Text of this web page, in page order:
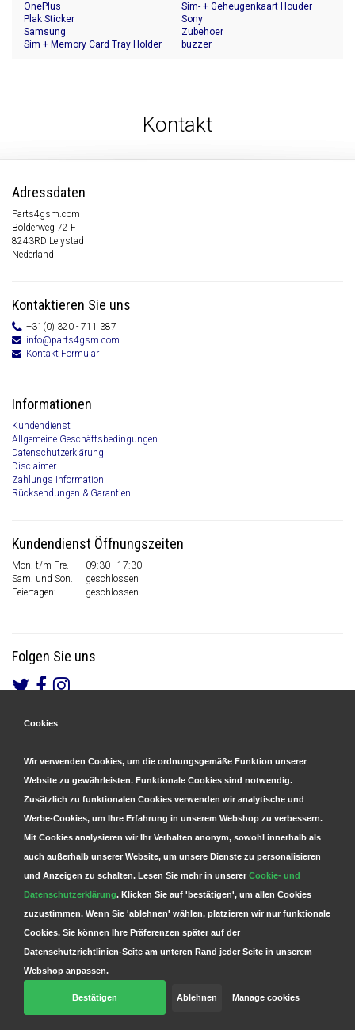
OnePlus
Plak Sticker
Samsung
Sim + Memory Card Tray Holder
Sim- + Geheugenkaart Houder
Sony
Zubehoer
buzzer
Kontakt
Adressdaten
Parts4gsm.com
Bolderweg 72 F
8243RD Lelystad
Nederland
Kontaktieren Sie uns
+31(0) 320 - 711 387
info@parts4gsm.com
Kontakt Formular
Informationen
Kundendienst
Allgemeine Geschäftsbedingungen
Datenschutzerklärung
Disclaimer
Zahlungs Information
Rücksendungen & Garantien
Kundendienst Öffnungszeiten
Mon. t/m Fre.
09:30 - 17:30
Sam. und Son.
geschlossen
Feiertagen:
geschlossen
Folgen Sie uns
© Copyright 2026 Parts4GSM - Design byWebdinge.nl
Cookies
Wir verwenden Cookies, um die ordnungsgemäße Funktion unserer
Website zu gewährleisten. Funktionale Cookies sind notwendig.
Zusätzlich zu funktionalen Cookies verwenden wir analytische und
Werbe-Cookies, um Ihre Erfahrung in unserem Webshop zu verbessern.
Mit Cookies analysieren wir Ihr Verhalten anonym, sowohl innerhalb als
auch außerhalb unserer Website, um unsere Dienste zu personalisieren
und Anzeigen zu schalten. Lesen Sie mehr in unserer Cookie- und
Datenschutzerklärung. Klicken Sie auf 'bestätigen', um allen Cookies
zuzustimmen. Wenn Sie 'ablehnen' wählen, platzieren wir nur funktionale
Cookies. Sie können Ihre Präferenzen später auf der
Datenschutzrichtlinien-Seite am unteren Rand jeder Seite in unserem
Webshop anpassen.
Bestätigen Ablehnen Manage cookies